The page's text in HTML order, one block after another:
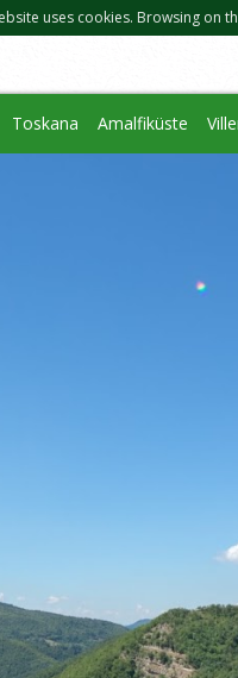
uses cookies. Browsing on
Toskana Amalfiküste